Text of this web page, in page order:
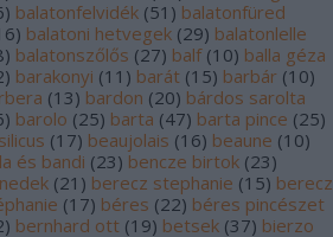
) balatonfelvidék (51 ) balatonfüred
) balatoni hetvegek (29) balatonlelle
) balatonszőlős (27) balf (10) balla géza
) barakonyi (11 ) barát (15) barbár (10)
(13) bardon (20) bárdos sarolta
) barolo (25) barta (47) barta pince (25)
(17) beaujolais (16) beaune (10)
és bandi (23) bencze birtok (23)
(21 ) berecz stephanie (15) berecz
(17) béres (22) béres pincészet
) bernhard ott (19) betsek (37) bierzo